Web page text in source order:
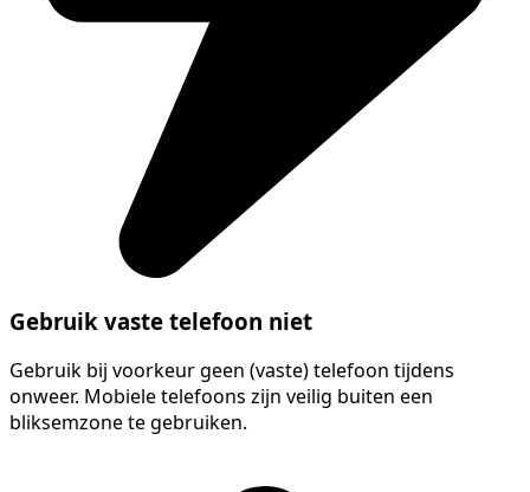
Gebruik vaste telefoon niet
Gebruik bij voorkeur geen (vaste) telefoon tijdens
onweer. Mobiele telefoons zijn veilig buiten een
bliksemzone te gebruiken.